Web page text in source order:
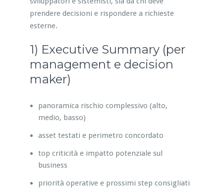
prendere decisioni e rispondere a richieste
esterne.
1) Executive Summary (per
management e decision
maker)
panoramica rischio complessivo (alto,
medio, basso)
asset testati e perimetro concordato
top criticità e impatto potenziale sul
business
priorità operative e prossimi step consigliati